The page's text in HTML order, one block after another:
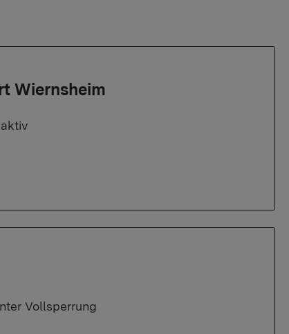
Wiernsheim
Vollsperrung